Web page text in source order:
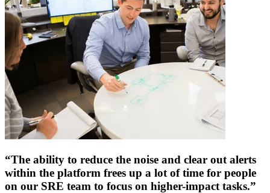
“The ability to reduce the noise and clear out alerts
within the platform frees up a lot of time for people
on our SRE team to focus on higher-impact tasks.”